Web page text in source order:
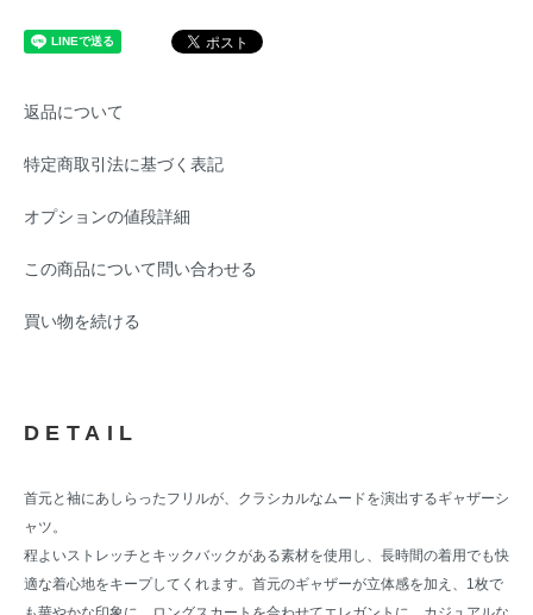
返品について
特定商取引法に基づく表記
オプションの値段詳細
この商品について問い合わせる
買い物を続ける
DETAIL
首元と袖にあしらったフリルが、クラシカルなムードを演出するギャザーシ
ャツ。
程よいストレッチとキックバックがある素材を使用し、長時間の着用でも快
適な着心地をキープしてくれます。首元のギャザーが立体感を加え、1枚で